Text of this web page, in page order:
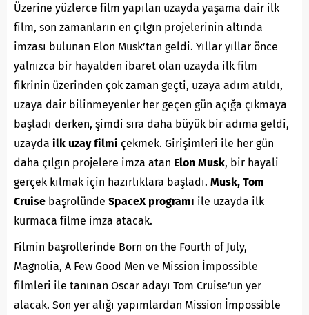
Üzerine yüzlerce film yapılan uzayda yaşama dair ilk
film, son zamanların en çılgın projelerinin altında
imzası bulunan Elon Musk’tan geldi. Yıllar yıllar önce
yalnızca bir hayalden ibaret olan uzayda ilk film
fikrinin üzerinden çok zaman geçti, uzaya adım atıldı,
uzaya dair bilinmeyenler her geçen gün açığa çıkmaya
başladı derken, şimdi sıra daha büyük bir adıma geldi,
uzayda ilk uzay filmi çekmek. Girişimleri ile her gün
daha çılgın projelere imza atan Elon Musk, bir hayali
gerçek kılmak için hazırlıklara başladı. Musk, Tom
Cruise başrolünde SpaceX programı ile uzayda ilk
kurmaca filme imza atacak.
Filmin başrollerinde Born on the Fourth of July,
Magnolia, A Few Good Men ve Mission İmpossible
filmleri ile tanınan Oscar adayı Tom Cruise’un yer
alacak. Son yer alığı yapımlardan Mission İmpossible